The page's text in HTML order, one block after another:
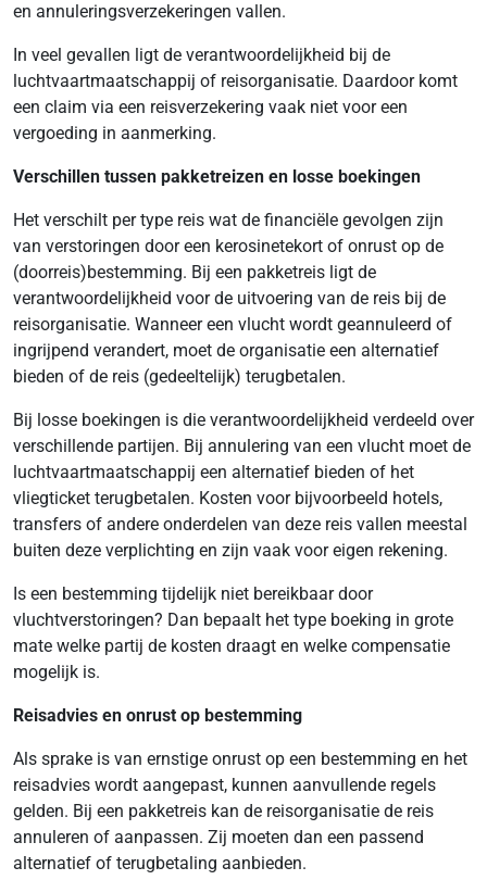
en annuleringsverzekeringen vallen.
In veel gevallen ligt de verantwoordelijkheid bij de
luchtvaartmaatschappij of reisorganisatie. Daardoor komt
een claim via een reisverzekering vaak niet voor een
vergoeding in aanmerking.
Verschillen tussen pakketreizen en losse boekingen
Het verschilt per type reis wat de financiële gevolgen zijn
van verstoringen door een kerosinetekort of onrust op de
(doorreis)bestemming. Bij een pakketreis ligt de
verantwoordelijkheid voor de uitvoering van de reis bij de
reisorganisatie. Wanneer een vlucht wordt geannuleerd of
ingrijpend verandert, moet de organisatie een alternatief
bieden of de reis (gedeeltelijk) terugbetalen.
Bij losse boekingen is die verantwoordelijkheid verdeeld over
verschillende partijen. Bij annulering van een vlucht moet de
luchtvaartmaatschappij een alternatief bieden of het
vliegticket terugbetalen. Kosten voor bijvoorbeeld hotels,
transfers of andere onderdelen van deze reis vallen meestal
buiten deze verplichting en zijn vaak voor eigen rekening.
Is een bestemming tijdelijk niet bereikbaar door
vluchtverstoringen? Dan bepaalt het type boeking in grote
mate welke partij de kosten draagt en welke compensatie
mogelijk is.
Reisadvies en onrust op bestemming
Als sprake is van ernstige onrust op een bestemming en het
reisadvies wordt aangepast, kunnen aanvullende regels
gelden. Bij een pakketreis kan de reisorganisatie de reis
annuleren of aanpassen. Zij moeten dan een passend
alternatief of terugbetaling aanbieden.